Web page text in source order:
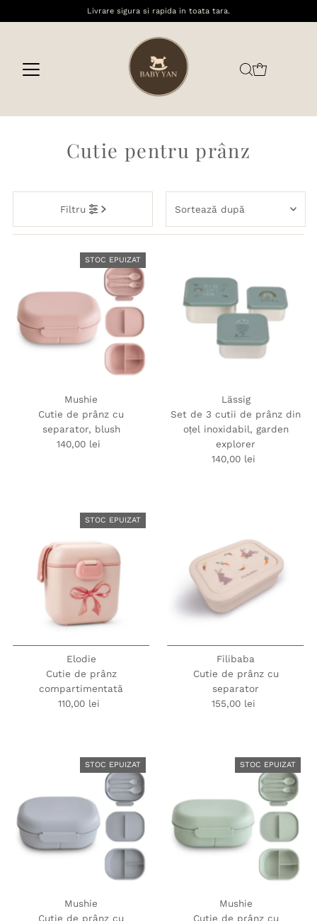
Livrare sigura si rapida in toata tara.
Cutie pentru prânz
Filtru
după
Recomandate
Cele mai vândute
Alfabetic, de la A-Z
Alfabetic, de la Z-A
Preț crescător
Dată, de la nou-vechi
STOC EPUIZAT
Mushie
Cutie de prânz cu
separator, blush
Preț
140,00 lei
Lässig
Set de 3 cutii de prânz din
oțel inoxidabil, garden
explorer
Preț
140,00 lei
STOC EPUIZAT
Elodie
Cutie de prânz
compartimentată
Preț
110,00 lei
Filibaba
Cutie de prânz cu
separator
Preț
155,00 lei
STOC EPUIZAT
Mushie
Cutie de prânz cu
STOC EPUIZAT
Mushie
Cutie de prânz cu